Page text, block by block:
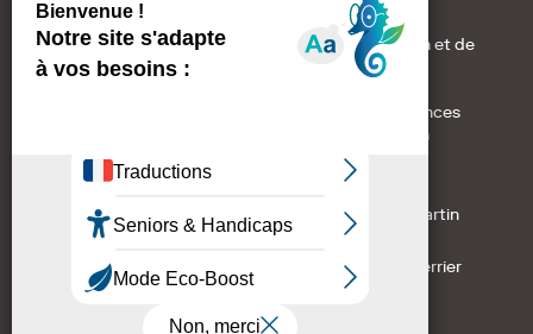
Accueil / Billetterie :
+ au 05 45 82 32 78 du lundi au vendredi de 10h à 12h et de
14h à 17h
+ et sur place : les vendredis de 12h à 17h (hors vacances
scolaires) et de 14h à 17h les jours de représentation
Coordination et rédaction : Audrey Amarguellah-Martin
Couverture crédit photo (visuel 25/26) : Grégoire Perrier
Création graphique (visuel 25/26) : CL Design